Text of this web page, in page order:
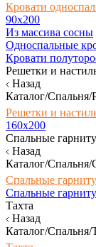
Кровати
90х200
Из массива сосны
Односпальные
Кровати
Решетки и
Назад
Каталог/
Решетки и
160х200
Спальные
Назад
Каталог/
Спальные
Спальные
Тахта
Назад
Каталог/Спальня/